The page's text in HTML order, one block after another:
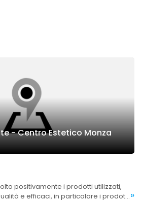
- Centro Estetico Monza
e efficaci, in particolare i prodotti »